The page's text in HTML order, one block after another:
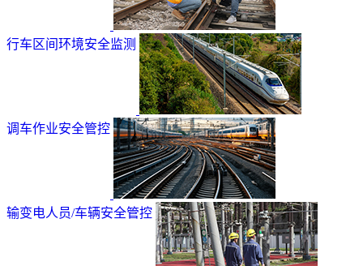
行车区间环境安全监测
调车作业安全管控
输变电人员/车辆安全管控